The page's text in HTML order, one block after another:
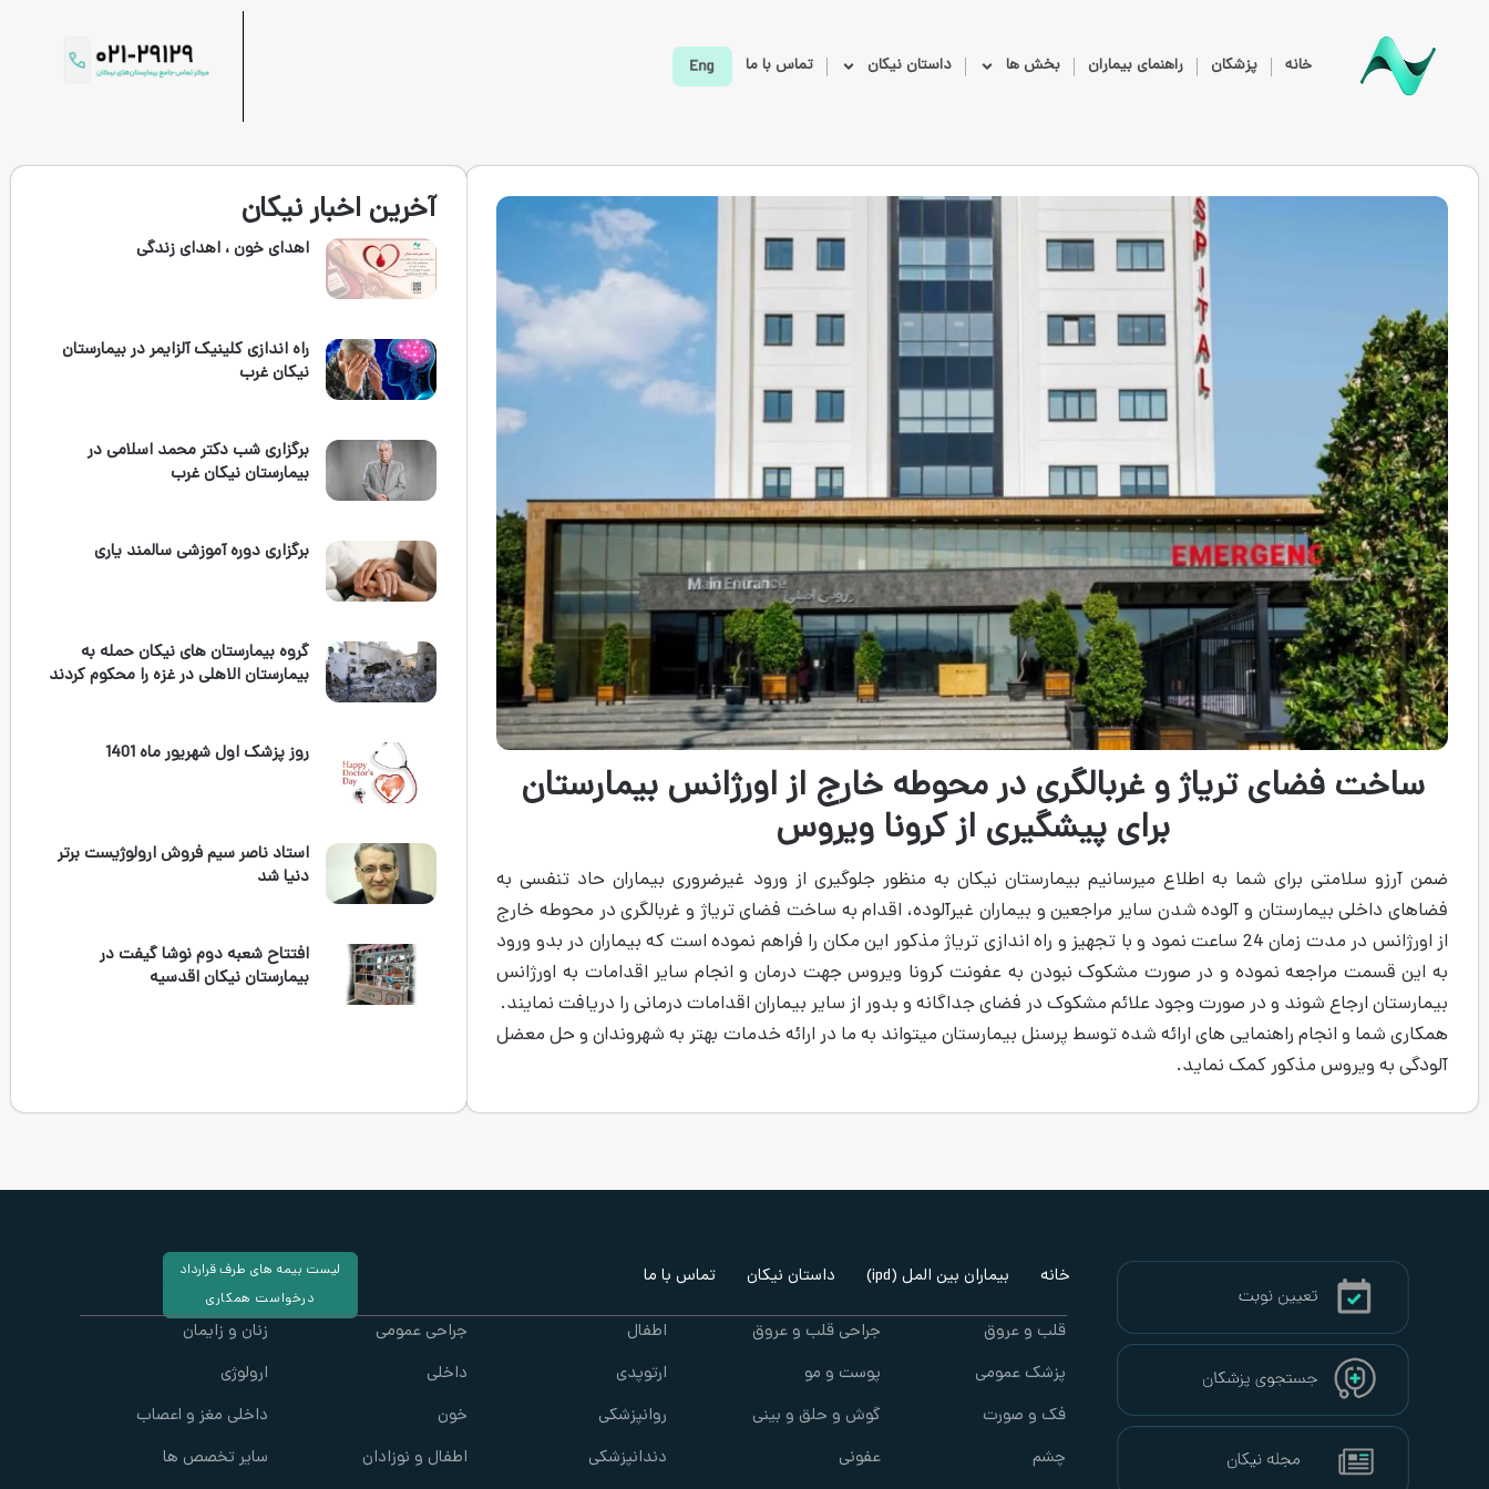
خانه پزشکان راهنمای بیماران بخش ها داستان نیکان تماس با ما
ساخت فضای تریاژ و غربالگری در محوطه خارج از اورژانس بیمارستان
برای پیشگیری از کرونا ویروس
ضمن آرزو سلامتی برای شما به اطلاع می­رسانیم بیمارستان نیکان به منظور جلوگیری از ورود غیرضروری بیماران حاد تنفسی به
فضاهای داخلی بیمارستان و آلوده شدن سایر مراجعین و بیماران غیرآلوده، اقدام به ساخت فضای تریاژ و غربالگری در محوطه خارج
از اورژانس در مدت زمان 24 ساعت نمود و با تجهیز و راه­ اندازی تریاژ مذکور این مکان را فراهم نموده است که بیماران در بدو ورود
به این قسمت مراجعه نموده و در صورت مشکوک نبودن به عفونت کرونا ویروس جهت درمان و انجام سایر اقدامات به اورژانس
بیمارستان ارجاع شوند و در صورت وجود علائم مشکوک در فضای جداگانه و بدور از سایر بیماران اقدامات درمانی را دریافت نمایند.
همکاری شما و انجام راهنمایی­ های ارائه شده توسط پرسنل بیمارستان می­تواند به ما در ارائه خدمات بهتر به شهروندان و حل معضل
آلودگی به ویروس مذکور کمک نماید.
آخرین اخبار نیکان
اهدای خون ، اهدای زندگی
راه اندازی کلینیک آلزایمر در بیمارستان
نیکان غرب
برگزاری شب دکتر محمد اسلامی در
بیمارستان نیکان غرب
برگزاری دوره آموزشی سالمند یاری
گروه بیمارستان های نیکان حمله به
بیمارستان الاهلی در غزه را محکوم کردند
روز پزشک اول شهریور ماه 1401
استاد ناصر سیم فروش ارولوژیست برتر
دنیا شد
افتتاح شعبه دوم نوشا گیفت در
بیمارستان نیکان اقدسیه
خانه بیماران بین المل (ipd) داستان نیکان تماس با ما
لیست بیمه های طرف قرارداد
درخواست همکاری
قلب و عروق
پزشک عمومی
فک و صورت
چشم
جراحی قلب و عروق
پوست و مو
گوش و حلق و بینی
عفونی
اطفال
ارتوپدی
روانپزشکی
دندانپزشکی
جراحی عمومی
داخلی
خون
اطفال و نوزادان
زنان و زایمان
ارولوژی
داخلی مغز و اعصاب
سایر تخصص ها